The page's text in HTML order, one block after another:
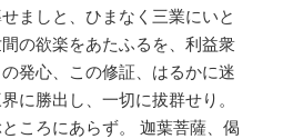
ましと、ひまなく三業にいと
の欲楽をあたふるを、利益衆
発心、この修証、はるかに迷
に勝出し、一切に拔群せり。
ころにあらず。 迦葉菩薩、偈